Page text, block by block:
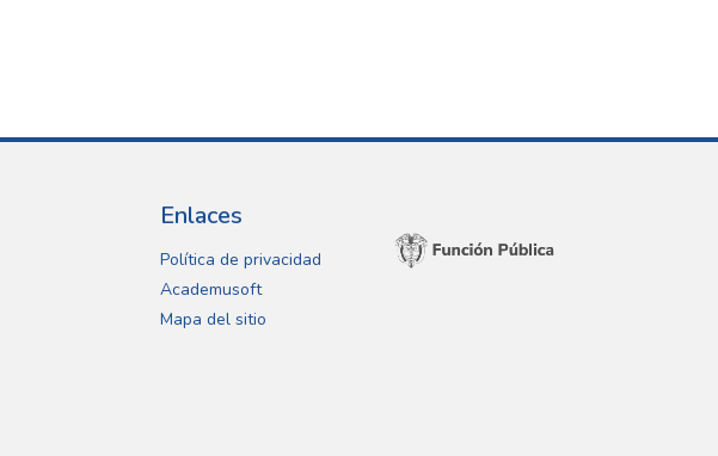
Enlaces
Política de privacidad
Academusoft
Mapa del sitio